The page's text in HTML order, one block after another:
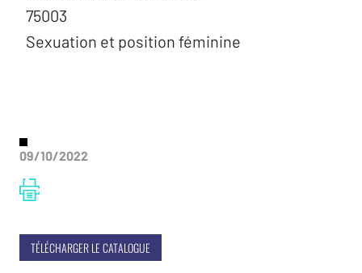
09/10/2022
TÉLÉCHARGER LE CATALOGUE
75003
Sexuation et position féminine